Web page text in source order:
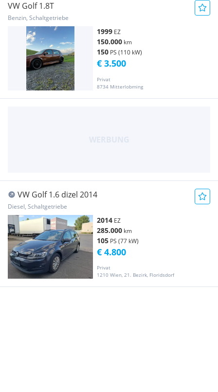
VW Golf 1.8T
Benzin, Schaltgetriebe
1999 EZ
150.000 km
150 PS (110 kW)
Privat
8734 Mitterlobming
€ 3.500
VW Golf 1.6 dizel 2014
Diesel, Schaltgetriebe
2014 EZ
285.000 km
105 PS (77 kW)
Privat
1210 Wien, 21. Bezirk, Floridsdorf
€ 4.800